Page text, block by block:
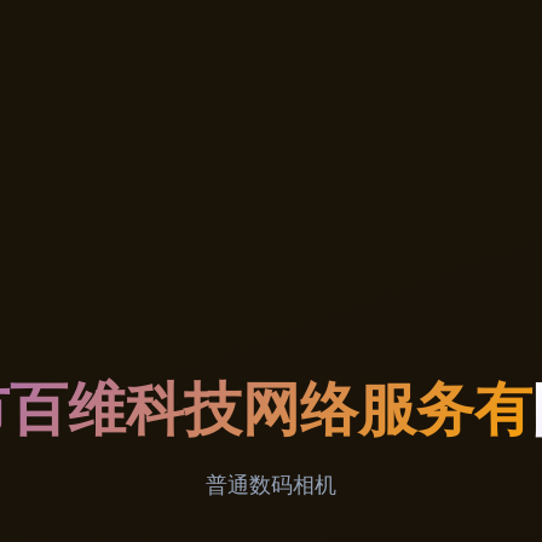
维科技网络服务
普通数码相机